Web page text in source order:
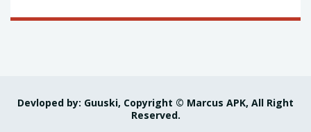
Devloped by: Guuski, Copyright © Marcus APK, All Right
Reserved.